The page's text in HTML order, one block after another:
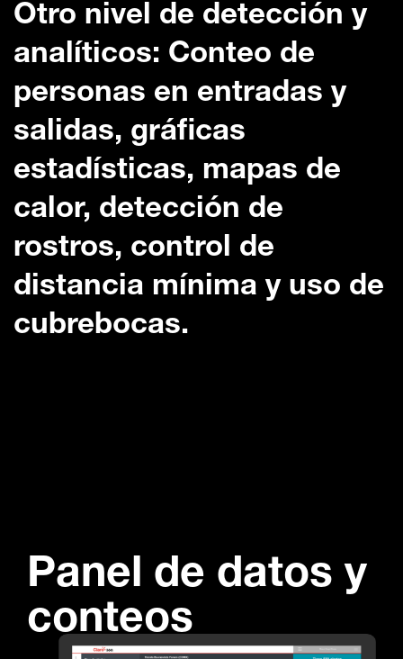
Otro nivel de detección y
analíticos: Conteo de
personas en entradas y
salidas, gráficas
estadísticas, mapas de
calor, detección de
rostros, control de
distancia mínima y uso de
cubrebocas.
Panel de datos y
conteos